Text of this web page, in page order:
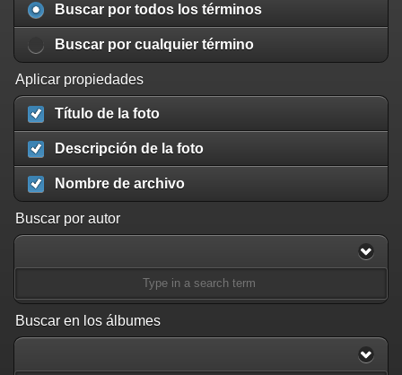
Buscar por todos los términos
Buscar por cualquier término
Aplicar propiedades
Título de la foto
Descripción de la foto
Nombre de archivo
Buscar por autor
Buscar en los álbumes